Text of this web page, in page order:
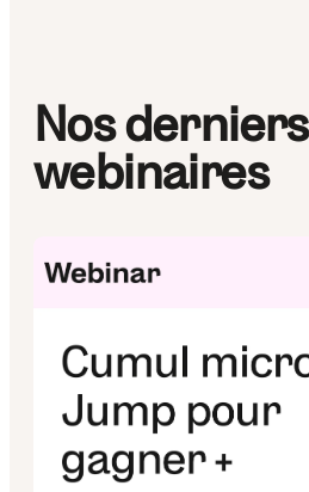
Nos derniers
webinaires